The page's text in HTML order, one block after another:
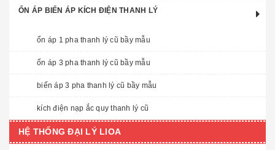
ỔN ÁP BIẾN ÁP KÍCH ĐIỆN THANH LÝ
ổn áp 1 pha thanh lý cũ bầy mẫu
ổn áp 3 pha thanh lý cũ bầy mẫu
biến áp 3 pha thanh lý cũ bầy mẫu
kích điện nạp ắc quy thanh lý cũ
HỆ THỐNG ĐẠI LÝ LIOA